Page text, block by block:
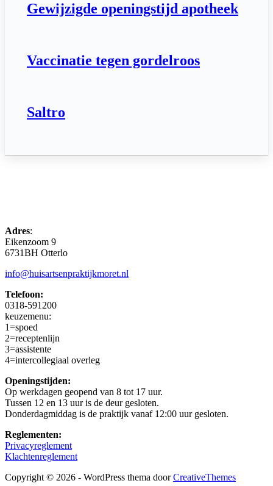
Gewijzigde openingstijd apotheek
Vaccinatie tegen gordelroos
Saltro
Adres:
Eikenzoom 9
6731BH Otterlo
info@huisartsenpraktijkmoret.nl
Telefoon:
0318-591200
keuzemenu:
1=spoed
2=receptenlijn
3=assistente
4=intercollegiaal overleg
Openingstijden:
Op werkdagen geopend van 8 tot 17 uur.
Tussen 12 en 13 uur is de deur gesloten.
Donderdagmiddag is de praktijk vanaf 12:00 uur gesloten.
Reglementen:
Privacyreglement
Klachtenreglement
Copyright © 2026 - WordPress thema doorCreativeThemes